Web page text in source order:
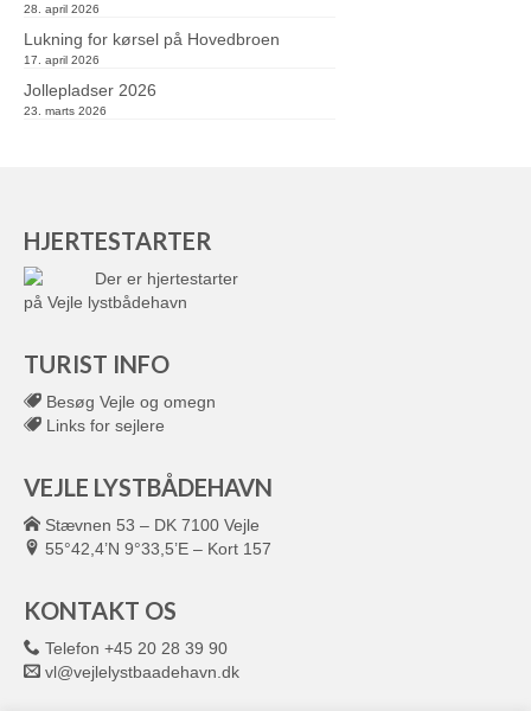
28. april 2026
Lukning for kørsel på Hovedbroen
17. april 2026
Jollepladser 2026
23. marts 2026
HJERTESTARTER
Der er hjertestarter
på Vejle lystbådehavn
TURIST INFO
Besøg Vejle og omegn
Links for sejlere
VEJLE LYSTBÅDEHAVN
Stævnen 53 – DK 7100 Vejle
55°42,4’N 9°33,5’E – Kort 157
KONTAKT OS
Telefon +45 20 28 39 90
vl@vejlelystbaadehavn.dk